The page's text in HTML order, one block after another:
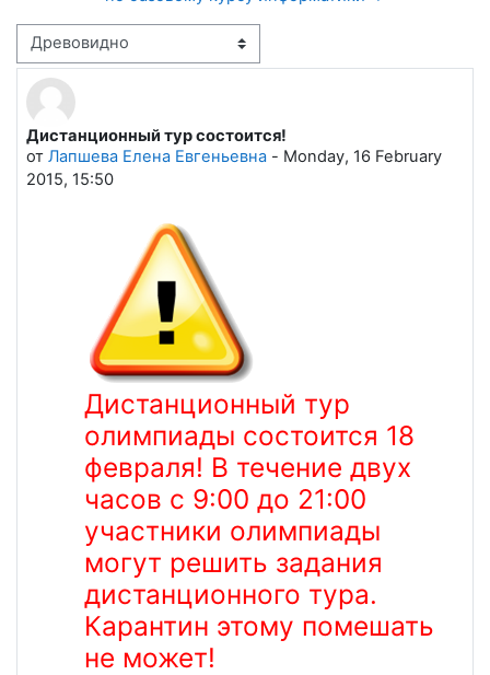
Режим отображения
Дистанционный тур состоится!
от Лапшева Елена Евгеньевна - Monday, 16 February
2015, 15:50
Количество ответов: 2
Дистанционный тур
олимпиады состоится 18
февраля! В течение двух
часов с 9:00 до 21:00
участники олимпиады
могут решить задания
дистанционного тура.
Карантин этому помешать
не может!